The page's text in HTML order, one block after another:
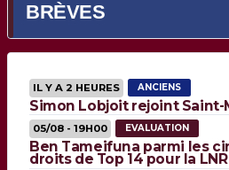
BRÈVES
IL Y A 2 HEURES ANCIENS
Simon Lobjoit rejoint Saint-
05/08 - 19H00 EVALUATION
Ben Tameifuna parmi les
droits de Top 14 pour la LNR